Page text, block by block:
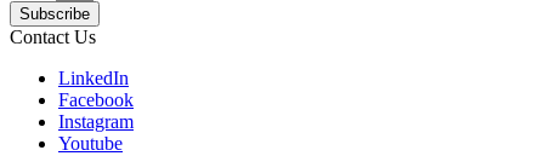
Subscribe
Contact Us
LinkedIn
Facebook
Instagram
Youtube